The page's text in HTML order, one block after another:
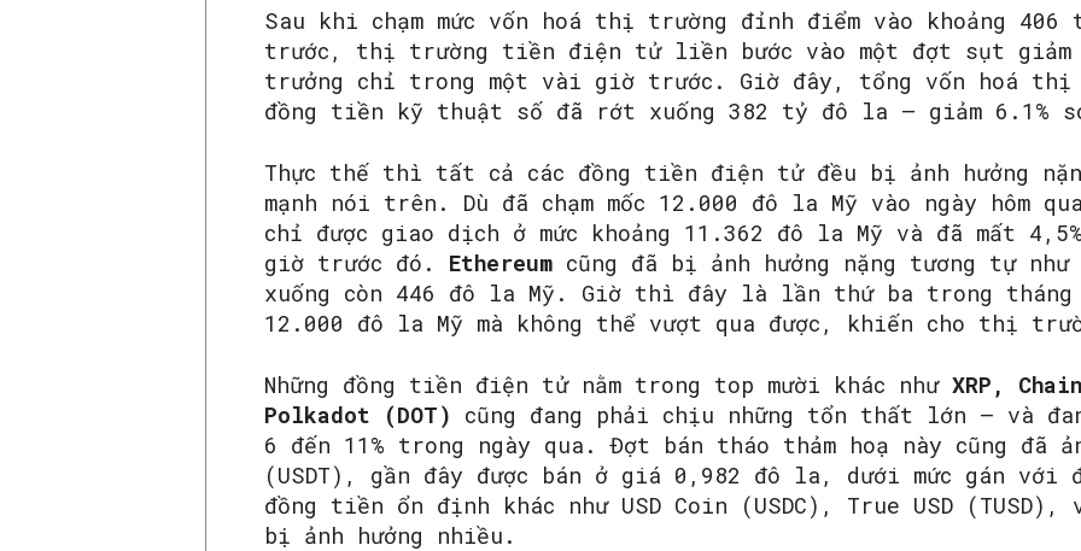
Sau khi chạm mức vốn hoá thị trường đỉnh điểm vào khoảng
trước, thị trường tiền điện tử liền bước vào một đợt sụt giảm
trưởng chỉ trong một vài giờ trước. Giờ đây, tổng vốn hoá
đồng tiền kỹ thuật số đã rớt xuống 382 tỷ đô la – giảm 6.1%
Thực thế thì tất cả các đồng tiền điện tử đều bị ảnh hưởng
mạnh nói trên. Dù đã chạm mốc 12.000 đô la Mỹ vào ngày hôm
chỉ được giao dịch ở mức khoảng 11.362 đô la Mỹ và đã mất
giờ trước đó. Ethereum cũng đã bị ảnh hưởng nặng tương tự
xuống còn 446 đô la Mỹ. Giờ thì đây là lần thứ ba trong tháng
12.000 đô la Mỹ mà không thể vượt qua được, khiến cho thị
Những đồng tiền điện tử nằm trong top mười khác như XRP,
Polkadot (DOT) cũng đang phải chịu những tổn thất lớn – và
6 đến 11% trong ngày qua. Đợt bán tháo thảm hoạ này cũng đã
(USDT), gần đây được bán ở giá 0,982 đô la, dưới mức gán với
đồng tiền ổn định khác như USD Coin (USDC), True USD
bị ảnh hưởng nhiều.